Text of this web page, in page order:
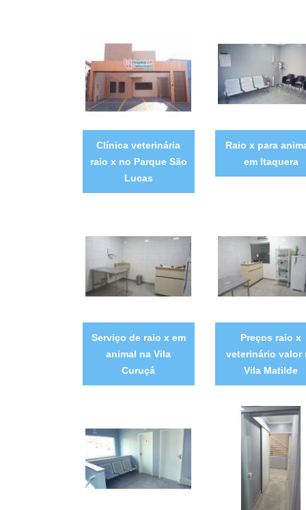
Clínica veterinária
raio x no Parque São
Lucas
Raio x para
em Itaquera
Serviço de raio x em
animal na Vila
Curuçá
Preços raio x
veterinário valor
Vila Matilde